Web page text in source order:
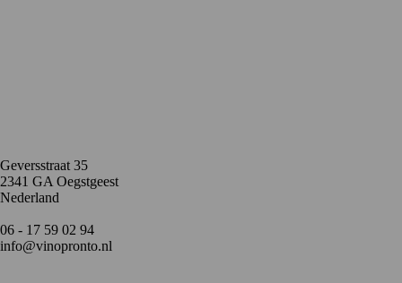
Geversstraat 35
2341 GA Oegstgeest
Nederland
06 - 17 59 02 94
info@vinopronto.nl